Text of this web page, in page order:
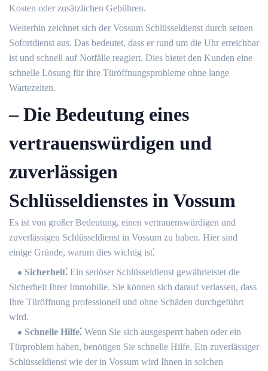
Kosten oder zusätzlichen Gebühren.​
Weiterhin zeichnet sich der Vossum Schlüsseldienst durch seinen
Sofortdienst aus.​ Das bedeutet, dass er rund um die Uhr erreichbar
ist und schnell auf Notfälle reagiert.​ Dies bietet den Kunden eine
schnelle Lösung für ihre Türöffnungsprobleme ohne lange
Wartezeiten.​
– Die Bedeutung eines
vertrauenswürdigen und
zuverlässigen
Schlüsseldienstes in Vossum
Es ist von großer Bedeutung, einen vertrauenswürdigen und
zuverlässigen Schlüsseldienst in Vossum zu haben.​ Hier sind
einige Gründe, warum dies wichtig ist⁚
Sicherheit⁚ Ein seriöser Schlüsseldienst gewährleistet die
Sicherheit Ihrer Immobilie.​ Sie können sich darauf verlassen, dass
Ihre Türöffnung professionell und ohne Schäden durchgeführt
wird.​
Schnelle Hilfe⁚ Wenn Sie sich ausgesperrt haben oder ein
Türproblem haben, benötigen Sie schnelle Hilfe.​ Ein zuverlässiger
Schlüsseldienst wie der in Vossum wird Ihnen in solchen